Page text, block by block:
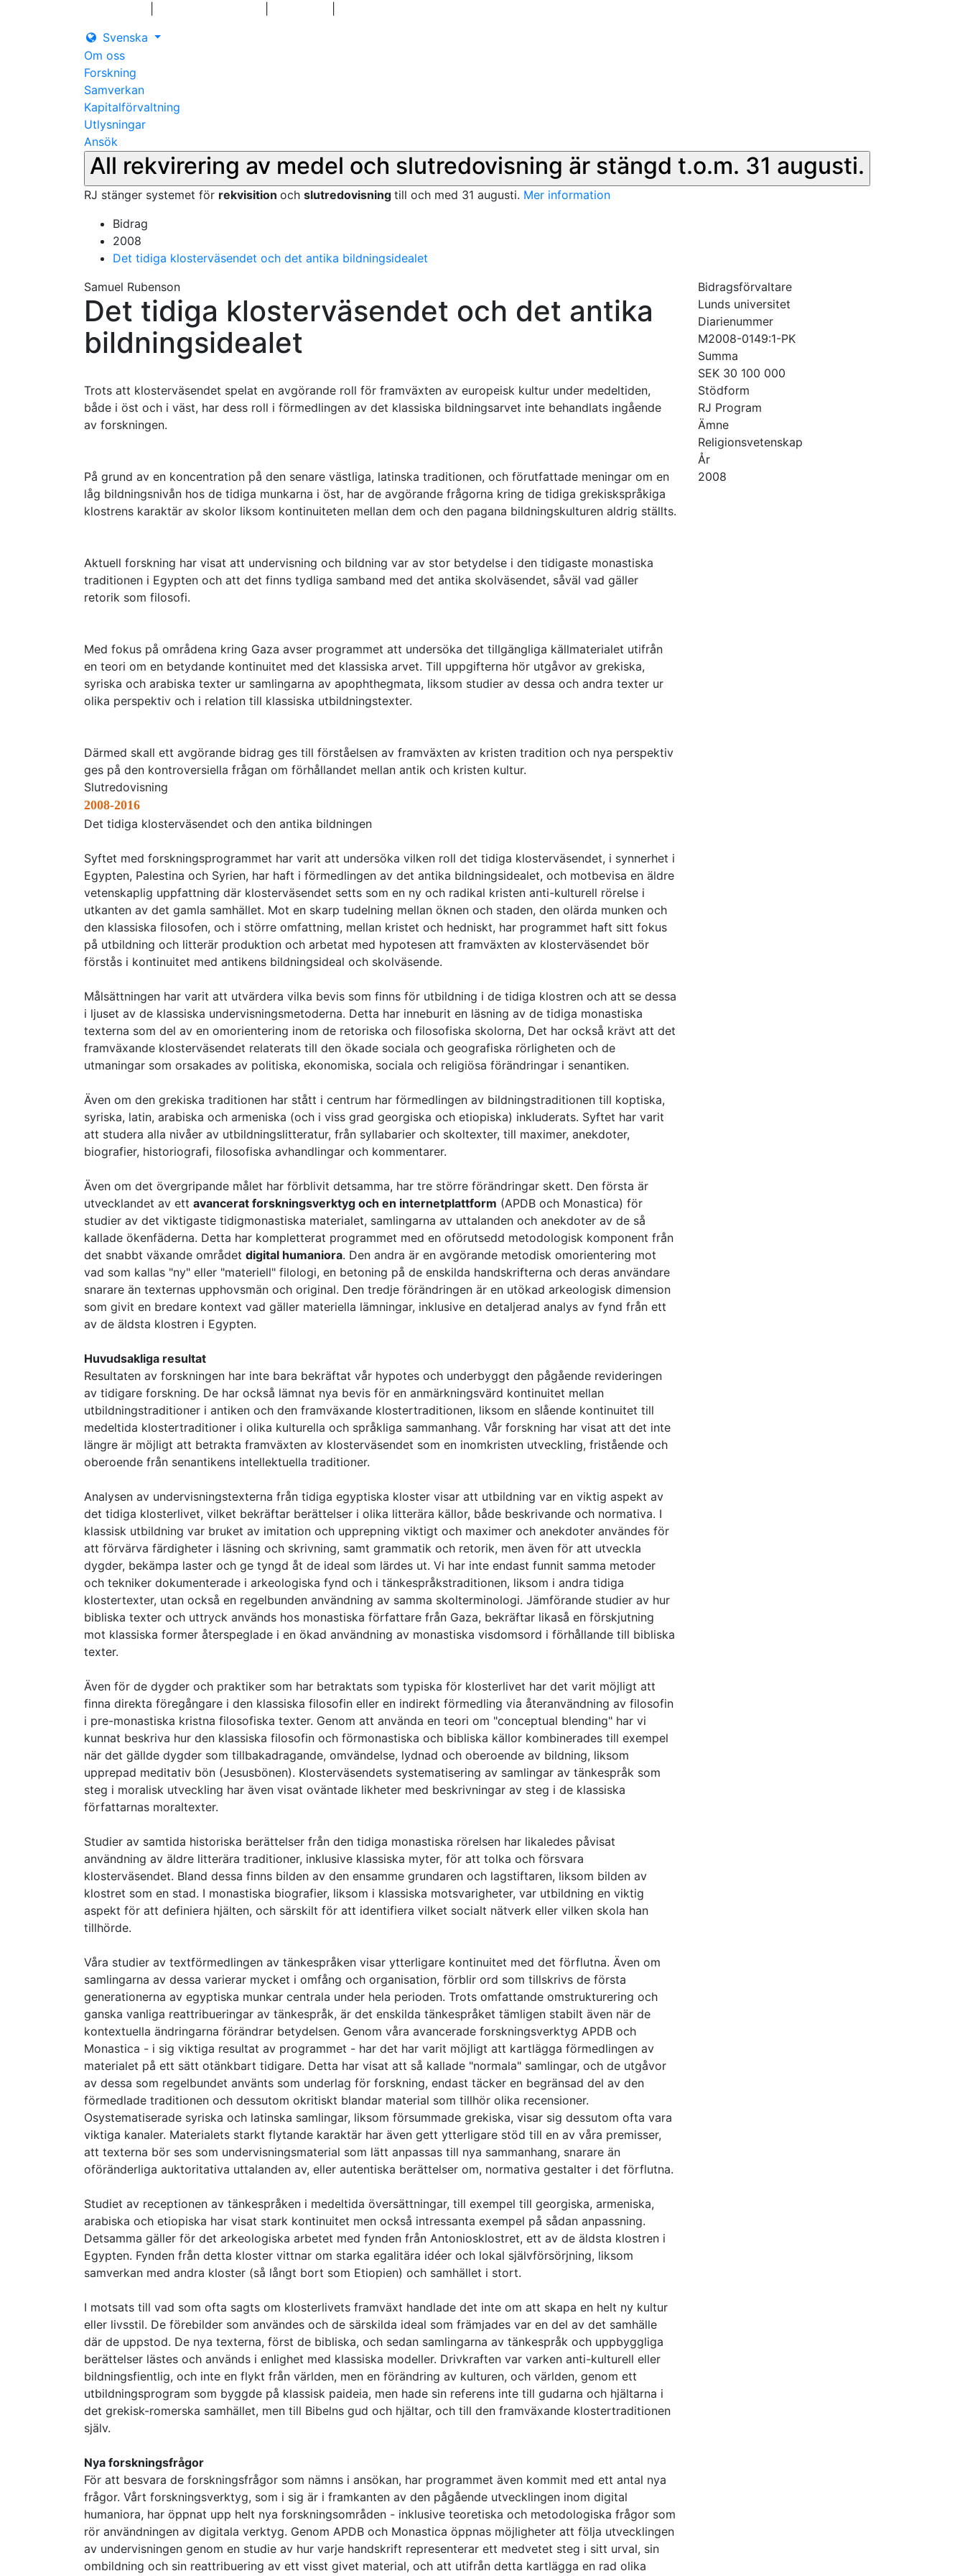
Svenska
Om oss
Forskning
Samverkan
Kapitalförvaltning
Utlysningar
Ansök
All rekvirering av medel och slutredovisning är stängd t.o.m. 31 augusti.
RJ stänger systemet för rekvisition och slutredovisning till och med 31 augusti. Mer information
Bidrag
2008
Det tidiga klosterväsendet och det antika bildningsidealet
Samuel Rubenson
Det tidiga klosterväsendet och det antika
bildningsidealet
Trots att klosterväsendet spelat en avgörande roll för framväxten av europeisk kultur under medeltiden,
både i öst och i väst, har dess roll i förmedlingen av det klassiska bildningsarvet inte behandlats ingående
av forskningen.
På grund av en koncentration på den senare västliga, latinska traditionen, och förutfattade meningar om en
låg bildningsnivån hos de tidiga munkarna i öst, har de avgörande frågorna kring de tidiga grekiskspråkiga
klostrens karaktär av skolor liksom kontinuiteten mellan dem och den pagana bildningskulturen aldrig ställts.
Aktuell forskning har visat att undervisning och bildning var av stor betydelse i den tidigaste monastiska
traditionen i Egypten och att det finns tydliga samband med det antika skolväsendet, såväl vad gäller
retorik som filosofi.
Med fokus på områdena kring Gaza avser programmet att undersöka det tillgängliga källmaterialet utifrån
en teori om en betydande kontinuitet med det klassiska arvet. Till uppgifterna hör utgåvor av grekiska,
syriska och arabiska texter ur samlingarna av apophthegmata, liksom studier av dessa och andra texter ur
olika perspektiv och i relation till klassiska utbildningstexter.
Därmed skall ett avgörande bidrag ges till förståelsen av framväxten av kristen tradition och nya perspektiv
ges på den kontroversiella frågan om förhållandet mellan antik och kristen kultur.
Slutredovisning
2008-2016
Det tidiga klosterväsendet och den antika bildningen
Syftet med forskningsprogrammet har varit att undersöka vilken roll det tidiga klosterväsendet, i synnerhet i
Egypten, Palestina och Syrien, har haft i förmedlingen av det antika bildningsidealet, och motbevisa en äldre
vetenskaplig uppfattning där klosterväsendet setts som en ny och radikal kristen anti-kulturell rörelse i
utkanten av det gamla samhället. Mot en skarp tudelning mellan öknen och staden, den olärda munken och
den klassiska filosofen, och i större omfattning, mellan kristet och hedniskt, har programmet haft sitt fokus
på utbildning och litterär produktion och arbetat med hypotesen att framväxten av klosterväsendet bör
förstås i kontinuitet med antikens bildningsideal och skolväsende.
Målsättningen har varit att utvärdera vilka bevis som finns för utbildning i de tidiga klostren och att se dessa
i ljuset av de klassiska undervisningsmetoderna. Detta har inneburit en läsning av de tidiga monastiska
texterna som del av en omorientering inom de retoriska och filosofiska skolorna, Det har också krävt att det
framväxande klosterväsendet relaterats till den ökade sociala och geografiska rörligheten och de
utmaningar som orsakades av politiska, ekonomiska, sociala och religiösa förändringar i senantiken.
Även om den grekiska traditionen har stått i centrum har förmedlingen av bildningstraditionen till koptiska,
syriska, latin, arabiska och armeniska (och i viss grad georgiska och etiopiska) inkluderats. Syftet har varit
att studera alla nivåer av utbildningslitteratur, från syllabarier och skoltexter, till maximer, anekdoter,
biografier, historiografi, filosofiska avhandlingar och kommentarer.
Även om det övergripande målet har förblivit detsamma, har tre större förändringar skett. Den första är
utvecklandet av ett avancerat forskningsverktyg och en internetplattform (APDB och Monastica) för
studier av det viktigaste tidigmonastiska materialet, samlingarna av uttalanden och anekdoter av de så
kallade ökenfäderna. Detta har kompletterat programmet med en oförutsedd metodologisk komponent från
det snabbt växande området digital humaniora. Den andra är en avgörande metodisk omorientering mot
vad som kallas "ny" eller "materiell" filologi, en betoning på de enskilda handskrifterna och deras användare
snarare än texternas upphovsmän och original. Den tredje förändringen är en utökad arkeologisk dimension
som givit en bredare kontext vad gäller materiella lämningar, inklusive en detaljerad analys av fynd från ett
av de äldsta klostren i Egypten.
Huvudsakliga resultat
Resultaten av forskningen har inte bara bekräftat vår hypotes och underbyggt den pågående revideringen
av tidigare forskning. De har också lämnat nya bevis för en anmärkningsvärd kontinuitet mellan
utbildningstraditioner i antiken och den framväxande klostertraditionen, liksom en slående kontinuitet till
medeltida klostertraditioner i olika kulturella och språkliga sammanhang. Vår forskning har visat att det inte
längre är möjligt att betrakta framväxten av klosterväsendet som en inomkristen utveckling, fristående och
oberoende från senantikens intellektuella traditioner.
Analysen av undervisningstexterna från tidiga egyptiska kloster visar att utbildning var en viktig aspekt av
det tidiga klosterlivet, vilket bekräftar berättelser i olika litterära källor, både beskrivande och normativa. I
klassisk utbildning var bruket av imitation och upprepning viktigt och maximer och anekdoter användes för
att förvärva färdigheter i läsning och skrivning, samt grammatik och retorik, men även för att utveckla
dygder, bekämpa laster och ge tyngd åt de ideal som lärdes ut. Vi har inte endast funnit samma metoder
och tekniker dokumenterade i arkeologiska fynd och i tänkespråkstraditionen, liksom i andra tidiga
klostertexter, utan också en regelbunden användning av samma skolterminologi. Jämförande studier av hur
bibliska texter och uttryck används hos monastiska författare från Gaza, bekräftar likaså en förskjutning
mot klassiska former återspeglade i en ökad användning av monastiska visdomsord i förhållande till bibliska
texter.
Även för de dygder och praktiker som har betraktats som typiska för klosterlivet har det varit möjligt att
finna direkta föregångare i den klassiska filosofin eller en indirekt förmedling via återanvändning av filosofin
i pre-monastiska kristna filosofiska texter. Genom att använda en teori om "conceptual blending" har vi
kunnat beskriva hur den klassiska filosofin och förmonastiska och bibliska källor kombinerades till exempel
när det gällde dygder som tillbakadragande, omvändelse, lydnad och oberoende av bildning, liksom
upprepad meditativ bön (Jesusbönen). Klosterväsendets systematisering av samlingar av tänkespråk som
steg i moralisk utveckling har även visat oväntade likheter med beskrivningar av steg i de klassiska
författarnas moraltexter.
Studier av samtida historiska berättelser från den tidiga monastiska rörelsen har likaledes påvisat
användning av äldre litterära traditioner, inklusive klassiska myter, för att tolka och försvara
klosterväsendet. Bland dessa finns bilden av den ensamme grundaren och lagstiftaren, liksom bilden av
klostret som en stad. I monastiska biografier, liksom i klassiska motsvarigheter, var utbildning en viktig
aspekt för att definiera hjälten, och särskilt för att identifiera vilket socialt nätverk eller vilken skola han
tillhörde.
Våra studier av textförmedlingen av tänkespråken visar ytterligare kontinuitet med det förflutna. Även om
samlingarna av dessa varierar mycket i omfång och organisation, förblir ord som tillskrivs de första
generationerna av egyptiska munkar centrala under hela perioden. Trots omfattande omstrukturering och
ganska vanliga reattribueringar av tänkespråk, är det enskilda tänkespråket tämligen stabilt även när de
kontextuella ändringarna förändrar betydelsen. Genom våra avancerade forskningsverktyg APDB och
Monastica - i sig viktiga resultat av programmet - har det har varit möjligt att kartlägga förmedlingen av
materialet på ett sätt otänkbart tidigare. Detta har visat att så kallade "normala" samlingar, och de utgåvor
av dessa som regelbundet använts som underlag för forskning, endast täcker en begränsad del av den
förmedlade traditionen och dessutom okritiskt blandar material som tillhör olika recensioner.
Osystematiserade syriska och latinska samlingar, liksom försummade grekiska, visar sig dessutom ofta vara
viktiga kanaler. Materialets starkt flytande karaktär har även gett ytterligare stöd till en av våra premisser,
att texterna bör ses som undervisningsmaterial som lätt anpassas till nya sammanhang, snarare än
oföränderliga auktoritativa uttalanden av, eller autentiska berättelser om, normativa gestalter i det förflutna.
Studiet av receptionen av tänkespråken i medeltida översättningar, till exempel till georgiska, armeniska,
arabiska och etiopiska har visat stark kontinuitet men också intressanta exempel på sådan anpassning.
Detsamma gäller för det arkeologiska arbetet med fynden från Antoniosklostret, ett av de äldsta klostren i
Egypten. Fynden från detta kloster vittnar om starka egalitära idéer och lokal självförsörjning, liksom
samverkan med andra kloster (så långt bort som Etiopien) och samhället i stort.
I motsats till vad som ofta sagts om klosterlivets framväxt handlade det inte om att skapa en helt ny kultur
eller livsstil. De förebilder som användes och de särskilda ideal som främjades var en del av det samhälle
där de uppstod. De nya texterna, först de bibliska, och sedan samlingarna av tänkespråk och uppbyggliga
berättelser lästes och används i enlighet med klassiska modeller. Drivkraften var varken anti-kulturell eller
bildningsfientlig, och inte en flykt från världen, men en förändring av kulturen, och världen, genom ett
utbildningsprogram som byggde på klassisk paideia, men hade sin referens inte till gudarna och hjältarna i
det grekisk-romerska samhället, men till Bibelns gud och hjältar, och till den framväxande klostertraditionen
själv.
Nya forskningsfrågor
För att besvara de forskningsfrågor som nämns i ansökan, har programmet även kommit med ett antal nya
frågor. Vårt forskningsverktyg, som i sig är i framkanten av den pågående utvecklingen inom digital
humaniora, har öppnat upp helt nya forskningsområden - inklusive teoretiska och metodologiska frågor som
rör användningen av digitala verktyg. Genom APDB och Monastica öppnas möjligheter att följa utvecklingen
av undervisningen genom en studie av hur varje handskrift representerar ett medvetet steg i sitt urval, sin
ombildning och sin reattribuering av ett visst givet material, och att utifrån detta kartlägga en rad olika
Bidragsförvaltare
Lunds universitet
Diarienummer
M2008-0149:1-PK
Summa
SEK 30 100 000
Stödform
RJ Program
Ämne
Religionsvetenskap
År
2008